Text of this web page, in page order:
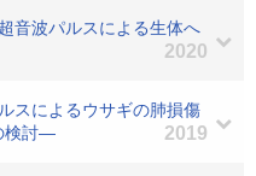
音波パルスによる生体へ
2020
スによるウサギの肺損傷
検討―
2019